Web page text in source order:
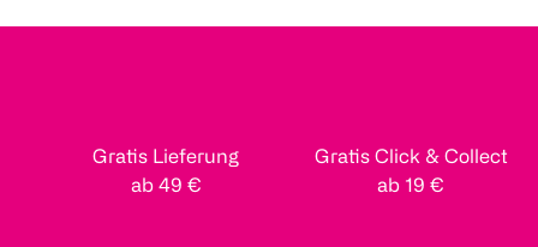
Gratis Lieferung
ab 49 €
Gratis Click & Collect
ab 19 €